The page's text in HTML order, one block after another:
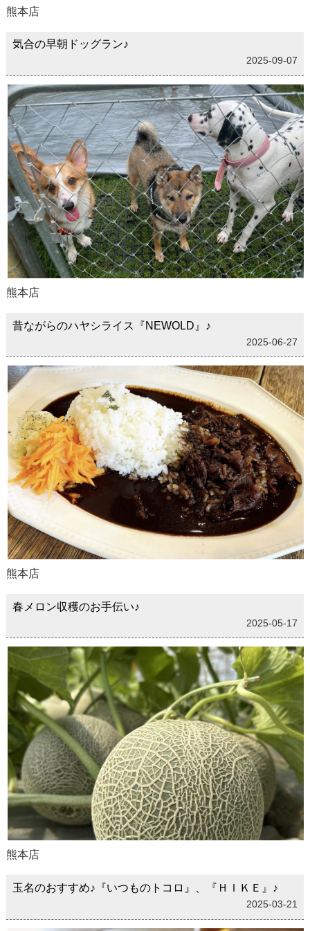
熊本店
気合の早朝ドッグラン♪
2025-09-07
熊本店
昔ながらのハヤシライス『NEWOLD』♪
2025-06-27
熊本店
春メロン収穫のお手伝い♪
2025-05-17
熊本店
玉名のおすすめ♪『いつものトコロ』、『ＨＩＫＥ』♪
2025-03-21